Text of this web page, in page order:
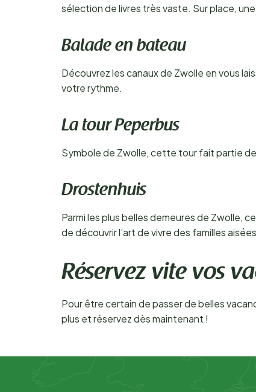
sélection de livres très vaste. Sur place,
Balade en bateau
Découvrez les canaux de Zwolle en vous
votre rythme.
La tour Peperbus
Symbole de Zwolle, cette tour fait partie de
Drostenhuis
Parmi les plus belles demeures de Zwolle,
de découvrir l’art de vivre des familles
Réservez vite vos
Pour être certain de passer de belles
plus et réservez dès maintenant !